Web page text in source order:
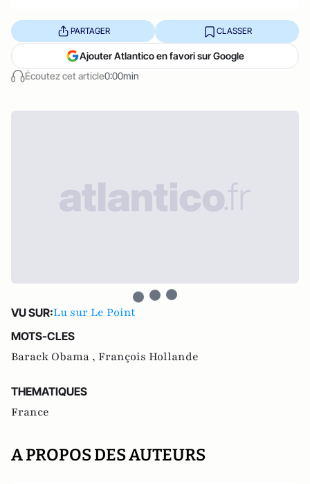
Écoutez cet article0:00min
PARTAGER CLASSER
Ajouter Atlantico en favori sur Google
VU SUR:Lu sur Le Point
MOTS-CLES
Barack Obama , François Hollande
THEMATIQUES
France
A PROPOS DES AUTEURS